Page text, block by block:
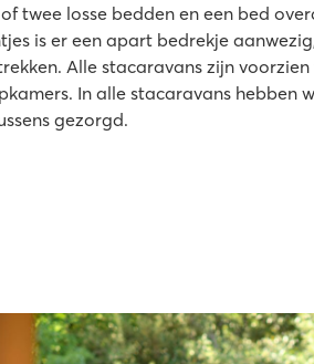
of twee losse bedden en een bed
is er een apart bedrekje
Alle stacaravans zijn
In alle stacaravans hebben
gezorgd.